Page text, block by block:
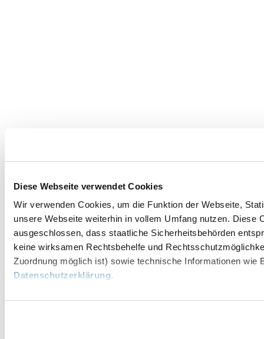
Diese Webseite verwendet Cookies
Wir verwenden Cookies, um die Funktion der Webseite,
unsere Webseite weiterhin in vollem Umfang nutzen.
ausgeschlossen, dass staatliche Sicherheitsbehörden
keine wirksamen Rechtsbehelfe und
Zuordnung möglich ist) sowie technische Informationen wie
Datenschutzerklärung.